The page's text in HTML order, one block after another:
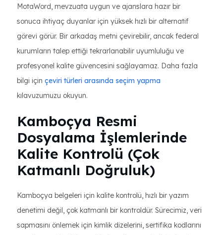
MotaWord, mevzuata uygun ve ajanslara hazır bir
sonuca ihtiyaç duyanlar için yüksek hızlı bir alternatif
görevi görür. Bir arkadaş metni çevirebilir, ancak federal
kurumların talep ettiği tekrarlanabilir uyumluluğu ve
profesyonel kalite güvencesini sağlayamaz. Daha fazla
bilgi için çeviri türleri arasında seçim yapma
kılavuzumuzu okuyun.
Kamboçya Resmi
Dosyalama İşlemlerinde
Kalite Kontrolü (Çok
Katmanlı Doğruluk)
Kamboçya belgeleri için kalite kontrolü, hızlı bir yazım
denetimi değil, çok katmanlı bir kontroldür. Sürecimiz, veri
sapmasını önlemek için kimlik dizelerini, sertifika kodlarını